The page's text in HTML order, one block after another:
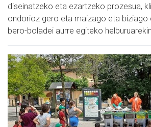
diseinatzeko eta ezartzeko prozesua,
ondorioz gero eta maizago eta biziago
bero-boladei aurre egiteko